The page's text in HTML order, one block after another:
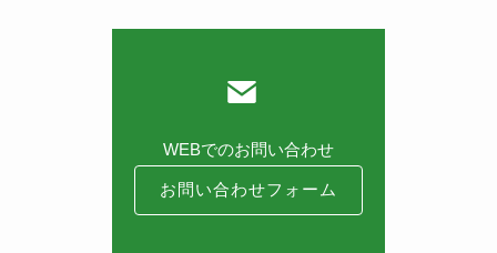
WEBでのお問い合わせ
お問い合わせフォーム